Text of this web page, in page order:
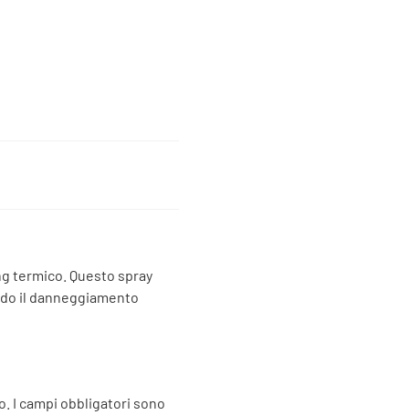
termico. Questo spray
il danneggiamento
I campi obbligatori sono